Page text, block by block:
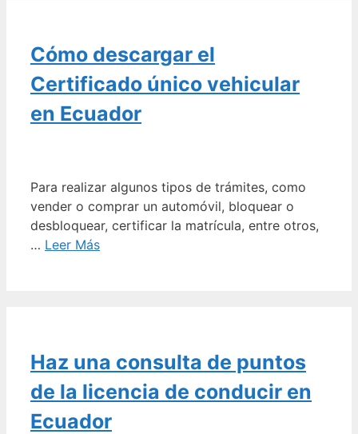
Cómo descargar el
Certificado único vehicular
en Ecuador
Para realizar algunos tipos de trámites, como
vender o comprar un automóvil, bloquear o
desbloquear, certificar la matrícula, entre otros,
… Leer Más
Haz una consulta de puntos
de la licencia de conducir en
Ecuador